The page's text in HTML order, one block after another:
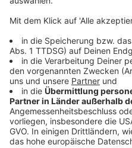
Joe will mit seinem neuen
besseres Leben
Anzeige
©Copyright:
Joe hat es immer wieder
haben dunkle Geheimnisse.